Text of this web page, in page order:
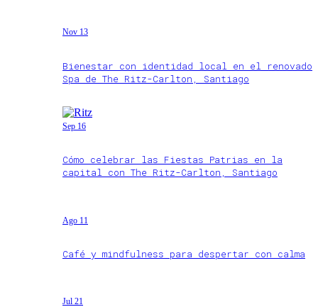
Nov 13
Bienestar con identidad local en el renovado
Spa de The Ritz-Carlton, Santiago
Sep 16
Cómo celebrar las Fiestas Patrias en la
capital con The Ritz-Carlton, Santiago
Ago 11
Café y mindfulness para despertar con calma
Jul 21